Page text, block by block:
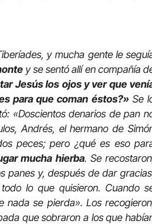
y mucha gente le
y se sentó allí en compañía
Jesús los ojos y ver que
para que coman éstos?»Se
«Doscientos denarios de pan
Andrés, el hermano de
peces; pero ¿qué es eso
mucha hierba. Se
panes y, después de dar
lo que quisieron. Cuando
nada se pierda». Los
que sobraron a los que